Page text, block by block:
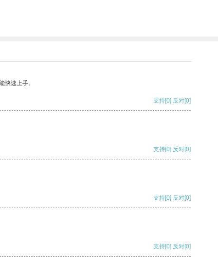
快速上手。
支持[0] 反对[0]
支持[0] 反对[0]
支持[0] 反对[0]
支持[0] 反对[0]